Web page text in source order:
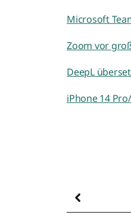
Microsoft
Zoom vor
DeepL
iPhone 14